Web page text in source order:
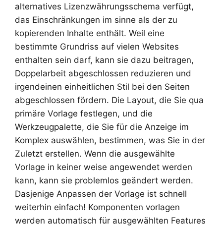
alternatives Lizenzwährungsschema verfügt,
das Einschränkungen im sinne als der zu
kopierenden Inhalte enthält. Weil eine
bestimmte Grundriss auf vielen Websites
enthalten sein darf, kann sie dazu beitragen,
Doppelarbeit abgeschlossen reduzieren und
irgendeinen einheitlichen Stil bei den Seiten
abgeschlossen fördern. Die Layout, die Sie qua
primäre Vorlage festlegen, und die
Werkzeugpalette, die Sie für die Anzeige im
Komplex auswählen, bestimmen, was Sie in der
Zuletzt erstellen. Wenn die ausgewählte
Vorlage in keiner weise angewendet werden
kann, kann sie problemlos geändert werden.
Dasjenige Anpassen der Vorlage ist schnell
weiterhin einfach! Komponenten vorlagen
werden automatisch für ausgewählten Features